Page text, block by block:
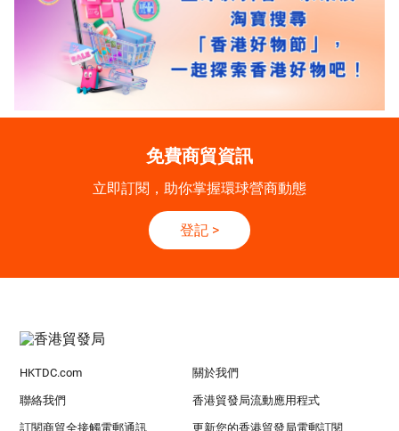
免費商貿資訊
立即訂閱，助你掌握環球營商動態
登記 >
HKTDC.com 關於我們
聯絡我們 香港貿發局流動應用程式
訂閱商貿全接觸電郵通訊 更新您的香港貿發局電郵訂閱